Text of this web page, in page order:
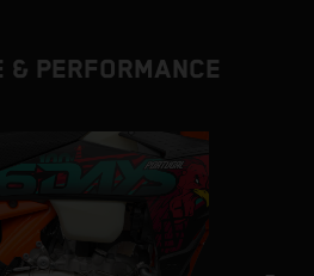
& PERFORMANCE